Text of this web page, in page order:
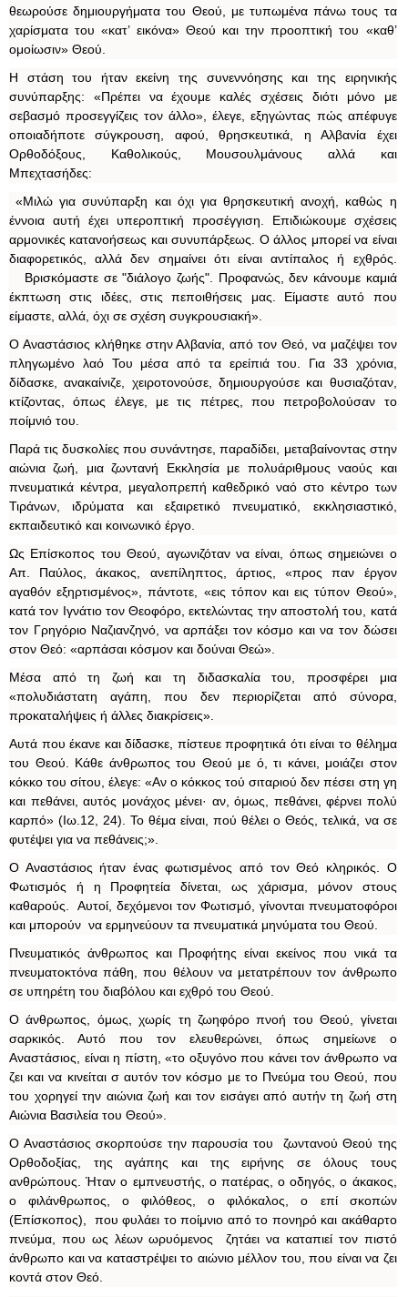
θεωρούσε δημιουργήματα του Θεού, με τυπωμένα πάνω τους τα
χαρίσματα του «κατ’ εικόνα» Θεού και την προοπτική του «καθ’
ομοίωσιν» Θεού.
Η στάση του ήταν εκείνη της συνεννόησης και της ειρηνικής
συνύπαρξης: «Πρέπει να έχουμε καλές σχέσεις διότι μόνο με
σεβασμό προσεγγίζεις τον άλλο», έλεγε, εξηγώντας πώς απέφυγε
οποιαδήποτε σύγκρουση, αφού, θρησκευτικά, η Αλβανία έχει
Ορθοδόξους, Καθολικούς, Μουσουλμάνους αλλά και
Μπεχτασήδες:
«Μιλώ για συνύπαρξη και όχι για θρησκευτική ανοχή, καθώς η
έννοια αυτή έχει υπεροπτική προσέγγιση. Επιδιώκουμε σχέσεις
αρμονικές κατανοήσεως και συνυπάρξεως. Ο άλλος μπορεί να είναι
διαφορετικός, αλλά δεν σημαίνει ότι είναι αντίπαλος ή εχθρός.
Βρισκόμαστε σε "διάλογο ζωής". Προφανώς, δεν κάνουμε καμιά
έκπτωση στις ιδέες, στις πεποιθήσεις μας. Είμαστε αυτό που
είμαστε, αλλά, όχι σε σχέση συγκρουσιακή».
Ο Αναστάσιος κλήθηκε στην Αλβανία, από τον Θεό, να μαζέψει τον
πληγωμένο λαό Του μέσα από τα ερείπιά του. Για 33 χρόνια,
δίδασκε, ανακαίνιζε, χειροτονούσε, δημιουργούσε και θυσιαζόταν,
κτίζοντας, όπως έλεγε, με τις πέτρες, που πετροβολούσαν το
ποίμνιό του.
Παρά τις δυσκολίες που συνάντησε, παραδίδει, μεταβαίνοντας στην
αιώνια ζωή, μια ζωντανή Εκκλησία με πολυάριθμους ναούς και
πνευματικά κέντρα, μεγαλοπρεπή καθεδρικό ναό στο κέντρο των
Τιράνων, ιδρύματα και εξαιρετικό πνευματικό, εκκλησιαστικό,
εκπαιδευτικό και κοινωνικό έργο.
Ως Επίσκοπος του Θεού, αγωνιζόταν να είναι, όπως σημειώνει ο
Απ. Παύλος, άκακος, ανεπίληπτος, άρτιος, «προς παν έργον
αγαθόν εξηρτισμένος», πάντοτε, «εις τόπον και εις τύπον Θεού»,
κατά τον Ιγνάτιο τον Θεοφόρο, εκτελώντας την αποστολή του, κατά
τον Γρηγόριο Ναζιανζηνό, να αρπάξει τον κόσμο και να τον δώσει
στον Θεό: «αρπάσαι κόσμον και δούναι Θεώ».
Μέσα από τη ζωή και τη διδασκαλία του, προσφέρει μια
«πολυδιάστατη αγάπη, που δεν περιορίζεται από σύνορα,
προκαταλήψεις ή άλλες διακρίσεις».
Αυτά που έκανε και δίδασκε, πίστευε προφητικά ότι είναι το θέλημα
του Θεού. Κάθε άνθρωπος του Θεού με ό, τι κάνει, μοιάζει στον
κόκκο του σίτου, έλεγε: «Aν ο κόκκος τού σιταριού δεν πέσει στη γη
και πεθάνει, αυτός μονάχος μένει· αν, όμως, πεθάνει, φέρνει πολύ
καρπό» (Ιω.12, 24). Το θέμα είναι, πού θέλει ο Θεός, τελικά, να σε
φυτέψει για να πεθάνεις;».
Ο Αναστάσιος ήταν ένας φωτισμένος από τον Θεό κληρικός. Ο
Φωτισμός ή η Προφητεία δίνεται, ως χάρισμα, μόνον στους
καθαρούς. Αυτοί, δεχόμενοι τον Φωτισμό, γίνονται πνευματοφόροι
και μπορούν να ερμηνεύουν τα πνευματικά μηνύματα του Θεού.
Πνευματικός άνθρωπος και Προφήτης είναι εκείνος που νικά τα
πνευματοκτόνα πάθη, που θέλουν να μετατρέπουν τον άνθρωπο
σε υπηρέτη του διαβόλου και εχθρό του Θεού.
Ο άνθρωπος, όμως, χωρίς τη ζωηφόρο πνοή του Θεού, γίνεται
σαρκικός. Αυτό που τον ελευθερώνει, όπως σημείωνε ο
Αναστάσιος, είναι η πίστη, «το οξυγόνο που κάνει τον άνθρωπο να
ζει και να κινείται σ αυτόν τον κόσμο με το Πνεύμα του Θεού, που
του χορηγεί την αιώνια ζωή και τον εισάγει από αυτήν τη ζωή στη
Αιώνια Βασιλεία του Θεού».
Ο Αναστάσιος σκορπούσε την παρουσία του ζωντανού Θεού της
Ορθοδοξίας, της αγάπης και της ειρήνης σε όλους τους
ανθρώπους. Ήταν ο εμπνευστής, ο πατέρας, ο οδηγός, ο άκακος,
ο φιλάνθρωπος, ο φιλόθεος, ο φιλόκαλος, ο επί σκοπών
(Επίσκοπος), που φυλάει το ποίμνιο από το πονηρό και ακάθαρτο
πνεύμα, που ως λέων ωρυόμενος ζητάει να καταπιεί τον πιστό
άνθρωπο και να καταστρέψει το αιώνιο μέλλον του, που είναι να ζει
κοντά στον Θεό.